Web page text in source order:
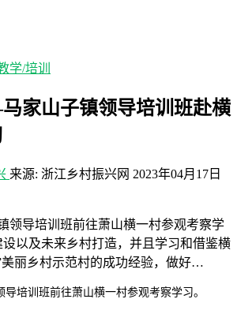
学/培训
家山子镇领导培训班赴横
来源: 浙江乡村振兴网 2023年04月17日
领导培训班前往萧山横一村参观考察学
以及未来乡村打造，并且学习和借鉴横
美丽乡村示范村的成功经验，做好…
导培训班前往萧山横一村参观考察学习。